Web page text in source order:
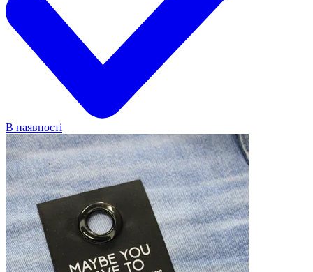
В наявності